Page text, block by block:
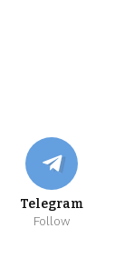
Telegram
Follow